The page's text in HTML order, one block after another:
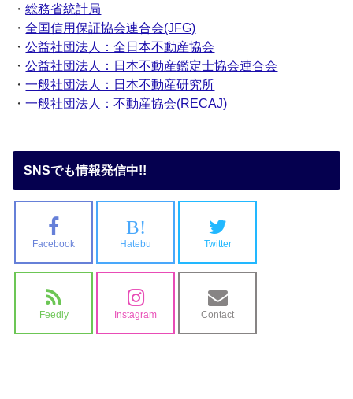
・総務省統計局
・全国信用保証協会連合会(JFG)
・公益社団法人：全日本不動産協会
・公益社団法人：日本不動産鑑定士協会連合会
・一般社団法人：日本不動産研究所
・一般社団法人：不動産協会(RECAJ)
SNSでも情報発信中!!
Facebook
B!
Hatebu Twitter
Feedly Instagram Contact